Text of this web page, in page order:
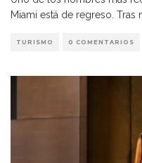
Miami está de regreso. Tras
TURISMO 0 COMENTARIOS